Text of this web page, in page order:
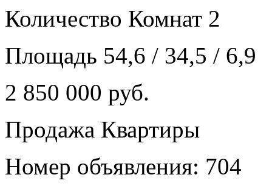
Количество Комнат 2
Площадь 54,6 / 34,5 / 6,9
2 850 000 руб.
Продажа Квартиры
Номер объявления: 704